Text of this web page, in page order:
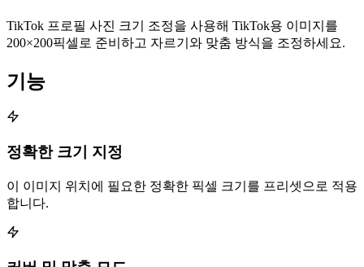
TikTok 프로필 사진 크기 조정을 사용해 TikTok용 이미지를
200×200픽셀로 준비하고 자르기와 맞춤 방식을 조정하세요.
기능
정확한 크기 지정
이 이미지 위치에 필요한 정확한 픽셀 크기를 프리셋으로 적용
합니다.